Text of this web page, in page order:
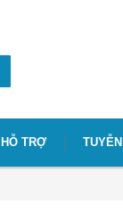
HỖ TRỢ